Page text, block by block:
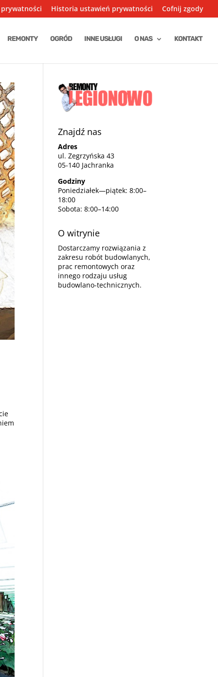
Historia ustawień prywatności Cofnij zgody
REMONTY OGRÓD INNE USŁUGI O NAS KONTAKT
Znajdź nas
Adres
ul. Zegrzyńska 43
05-140 Jachranka
Godziny
Poniedziałek—piątek: 8:00–
18:00
Sobota: 8:00–14:00
O witrynie
Dostarczamy rozwiązania z
zakresu robót budowlanych,
prac remontowych oraz
innego rodzaju usług
budowlano-technicznych.